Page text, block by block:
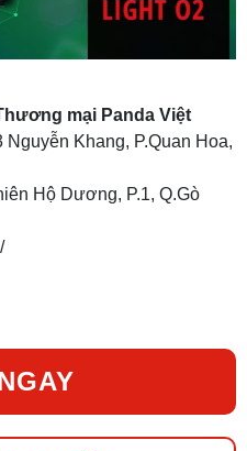
mại Panda Việt
Nguyễn Khang, P.Quan Hoa,
Hộ Dương, P.1, Q.Gò